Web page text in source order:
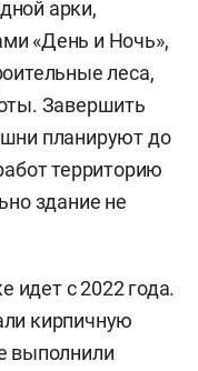
арки,
«День и Ночь»,
леса,
Завершить
планируют до
территорию
здание не
с 2022 года.
кирпичную
выполнили